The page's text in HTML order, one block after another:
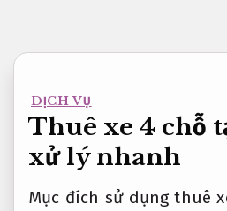
nội
dungDỊCH VỤ
Thuê xe 4 chỗ
xử lý nhanh
Mục đích sử dụng thuê